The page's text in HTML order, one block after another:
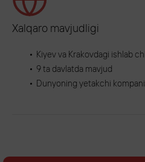
Xalqaro mavjudligi
Kiyev va Krakovdagi ishlab
9 ta davlatda mavjud
Dunyoning yetakchi